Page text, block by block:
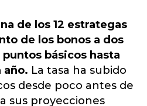
de los 12 estrategas
de los bonos a dos
básicos hasta
año. La tasa ha subido
desde poco antes de
sus proyecciones